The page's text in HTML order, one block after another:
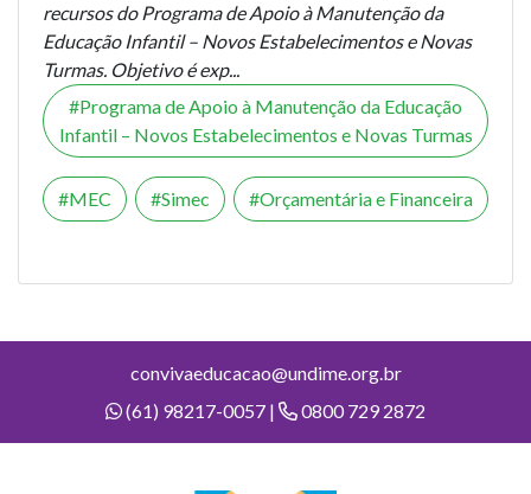
recursos do Programa de Apoio à Manutenção da
Educação Infantil – Novos Estabelecimentos e Novas
Turmas. Objetivo é exp...
Programa de Apoio à Manutenção da Educação
Infantil – Novos Estabelecimentos e Novas Turmas
MEC Simec Orçamentária e Financeira
convivaeducacao@undime.org.br
(61) 98217-0057 |
0800 729 2872